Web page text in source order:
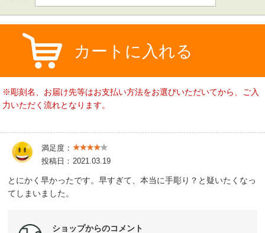
カートに入れる
※彫刻名、お届け先等はお支払い方法をお選びいただいてから、ご入
力いただく流れとなります。
満足度：
投稿日： 2021.03.19
とにかく早かったです。早すぎて、本当に手彫り？と疑いたくなっ
てしまいました。
ショップからのコメント